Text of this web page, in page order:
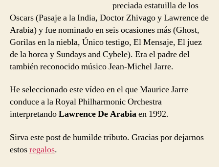
preciada estatuilla de los
Oscars (Pasaje a la India, Doctor Zhivago y Lawrence de
Arabia) y fue nominado en seis ocasiones más (Ghost,
Gorilas en la niebla, Único testigo, El Mensaje, El juez
de la horca y Sundays and Cybele). Era el padre del
también reconocido músico Jean-Michel Jarre.
He seleccionado este vídeo en el que Maurice Jarre
conduce a la Royal Philharmonic Orchestra
interpretandoLawrence De Arabiaen 1992.
Sirva este post de humilde tributo. Gracias por dejarnos
estosregalos.